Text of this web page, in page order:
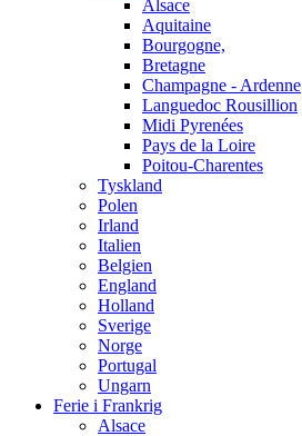
Alsace
Aquitaine
Bourgogne,
Bretagne
Champagne - Ardenne
Languedoc Rousillion
Midi Pyrenées
Pays de la Loire
Poitou-Charentes
Tyskland
Polen
Irland
Italien
Belgien
England
Holland
Sverige
Norge
Portugal
Ungarn
Ferie i Frankrig
Alsace